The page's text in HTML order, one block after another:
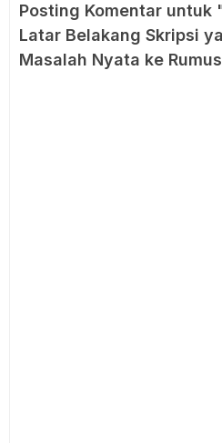
Posting Komentar untuk
Latar Belakang Skripsi
Masalah Nyata ke